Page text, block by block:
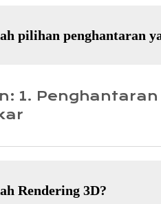
pilihan penghantaran
1.
Rendering 3D?